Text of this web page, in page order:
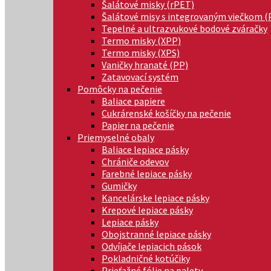
Šalátové misky (rPET)
Šalátové misy s integrovaným viečkom
Tepelné a ultrazvukové bodové zváračky
Termo misky (XPP)
Termo misky (XPS)
Vaničky hranaté (PP)
Zatavovací systém
Pomôcky na pečenie
Baliace papiere
Cukrárenské košíčky na pečenie
Papier na pečenie
Priemyselné obaly
Baliace lepiace pásky
Chrániče odevov
Farebné lepiace pásky
Gumičky
Kancelárske lepiace pásky
Krepové lepiace pásky
Lepiace pásky
Obojstranné lepiace pásky
Odvíjače lepiacich pások
Pokladničné kotúčiky